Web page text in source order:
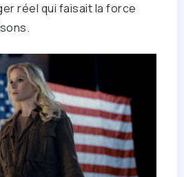
réel qui faisait la force